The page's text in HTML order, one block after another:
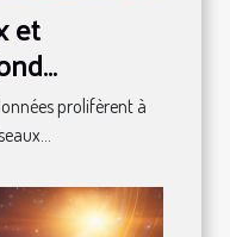
et
de
prolifèrent à